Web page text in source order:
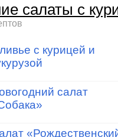
салаты с
с курицей и
салат